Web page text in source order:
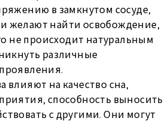
в замкнутом сосуде,
желают найти освобождение,
не происходит натуральным
различные
влияют на качество сна,
способность выносить
с другими. Они могут